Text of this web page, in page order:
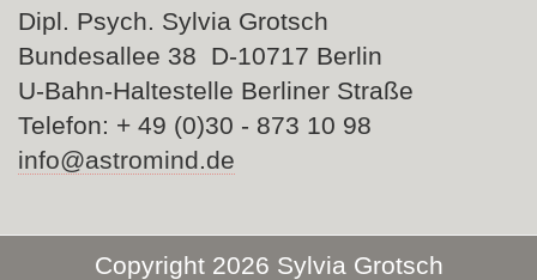
Dipl. Psych. Sylvia Grotsch
Bundesallee 38 D-10717 Berlin
U-Bahn-Haltestelle Berliner Straße
Telefon: + 49 (0)30 - 873 10 98
info@astromind.de
Copyright 2026 Sylvia Grotsch